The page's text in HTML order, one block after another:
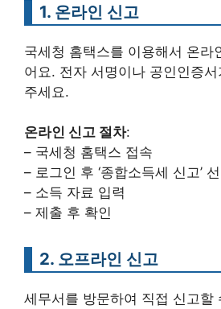
1. 온라인 신고
국세청 홈택스를 이용해서 온라
어요. 전자 서명이나 공인인증
주세요.
온라인 신고 절차:
– 국세청 홈택스 접속
– 로그인 후 ‘종합소득세 신고’
– 소득 자료 입력
– 제출 후 확인
2. 오프라인 신고
세무서를 방문하여 직접 신고할